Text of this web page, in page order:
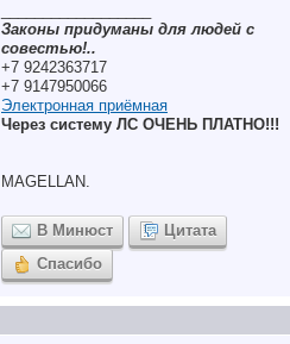
Законы придуманы для людей с
совестью!..
+7 9242363717
+7 9147950066
Электронная приёмная
Через систему ЛС ОЧЕНЬ ПЛАТНО!!!
MAGELLAN.
В Минюст
Цитата
Спасибо